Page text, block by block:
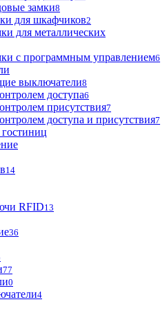
замки8
для шкафчиков2
для металлических
с программным управлением6
выключатели8
доступа6
присутствия7
доступа и присутствия7
14
RFID13
36
77
0
4